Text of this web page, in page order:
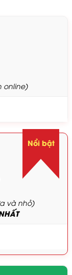
online)
Nổi bật
và nhỏ)